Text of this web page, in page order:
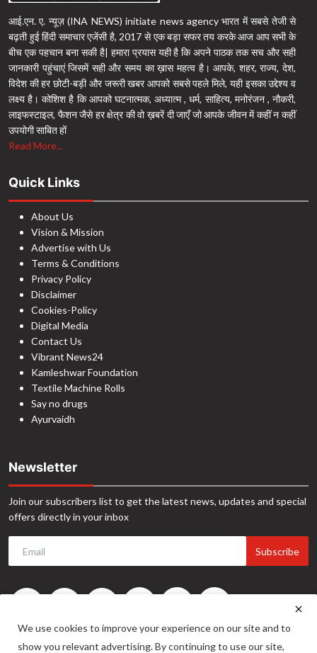
आई.एन. ए. न्यूज़ (INA NEWS) initiate news agency भारत में सबसे तेजी से
बढ़ती हुई हिंदी समाचार एजेंसी है, 2017 से एक बड़ा सफर तय करके आज आप सभी के
बीच एक पहचान बना सकी है| हमारा प्रयास यही है कि अपने पाठक तक सच और सही
जानकारी पहुंचाएं जिसमें सही और समय का ख़ास महत्व है। आपके, शहर, राज्य, देश,
विदेश की हर छोटी-बड़ी और जरूरी खबर आपको सबसे पहले मिले, यही इसका उद्देश्य व
लक्ष्य है। कोशिश है कि आपको घटनात्मक, अध्यात्म , धर्म, साहित्य, मनोरंजन , नौकरी,
लाइफस्टाइल, फैशन जैसे हर क्षेत्र की वो ख़बरें दी जाएँ जो आपके जीवन में कहीं न कहीं
उपयोगी साबित हों
Read More...
Quick Links
About Us
Vision & Mission
Advertise with Us
Terms & Conditions
Privacy Policy
Disclaimer
Cookies-Policy
Digital Media
Contact Us
Vibrant News24
Kamleshwar Foundation
Textile Machine Rolls
Say no drugs
Ayurvaidh
Newsletter
Join our subscribers list to get the latest news, updates and special
offers directly in your inbox
Subscribe
We use cookies to improve your experience on our site and to
show you relevant advertising. By continuing to use our site,